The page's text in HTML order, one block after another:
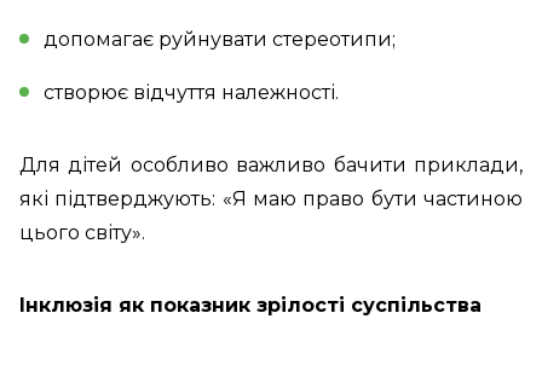
допомагає руйнувати стереотипи;
створює відчуття належності.
Для дітей особливо важливо бачити приклади,
які підтверджують: «Я маю право бути частиною
цього світу».
Інклюзія як показник зрілості суспільства